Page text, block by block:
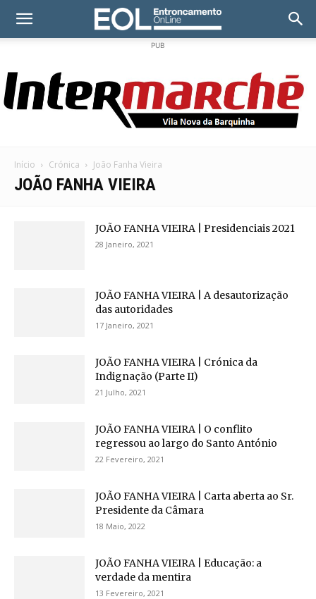
PUB
Início Crónica João Fanha Vieira
JOÃO FANHA VIEIRA
JOÃO FANHA VIEIRA | Presidenciais 2021
28 Janeiro, 2021
JOÃO FANHA VIEIRA | A desautorização
das autoridades
17 Janeiro, 2021
JOÃO FANHA VIEIRA | Crónica da
Indignação (Parte II)
21 Julho, 2021
JOÃO FANHA VIEIRA | O conflito
regressou ao largo do Santo António
22 Fevereiro, 2021
JOÃO FANHA VIEIRA | Carta aberta ao Sr.
Presidente da Câmara
18 Maio, 2022
JOÃO FANHA VIEIRA | Educação: a
verdade da mentira
13 Fevereiro, 2021